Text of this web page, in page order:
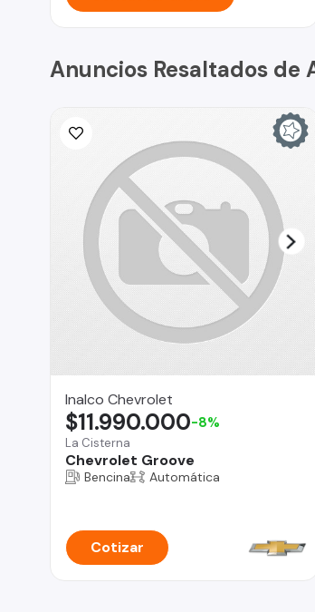
Anuncios Resaltados de
Inalco Chevrolet
La Cisterna
Chevrolet Groove
$11.990.000-8%
Bencina Automática
Cotizar